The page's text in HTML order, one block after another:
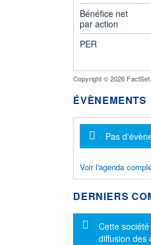
Bénéfice net
par action
PER
Copyright © 2026
ÉVÈNEMENTS
Message
Pas
Voir l'agenda
DERNIERS
Message
Cette
diffusion des